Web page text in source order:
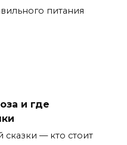
питания
и где
— кто стоит